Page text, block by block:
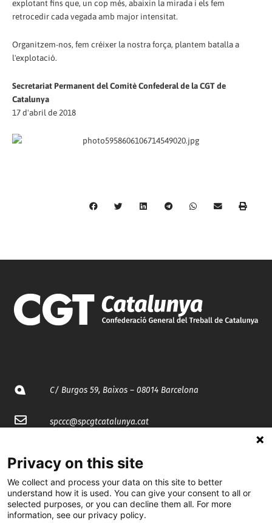
explotant fins que, un cop més, abaixin la mirada i els fem
retrocedir cada vegada amb major intensitat.
Organitzem-nos, fem créixer la nostra força, plantem batalla a
l'explotació.
Secretariat Permanent del Comitè Confederal de la CGT de
Catalunya
17 d'abril de 2018
C/ Burgos 59, Baixos – 08014 Barcelona
spccc@spcgtcatalunya.cat
@CGTCatalunya
cgtcatalunya
Privacy on this site
We collect and process your data on this site to better
understand how it is used. You can give your consent to all or
selected purposes, or you can decline them all. For more
information, see our privacy policy.